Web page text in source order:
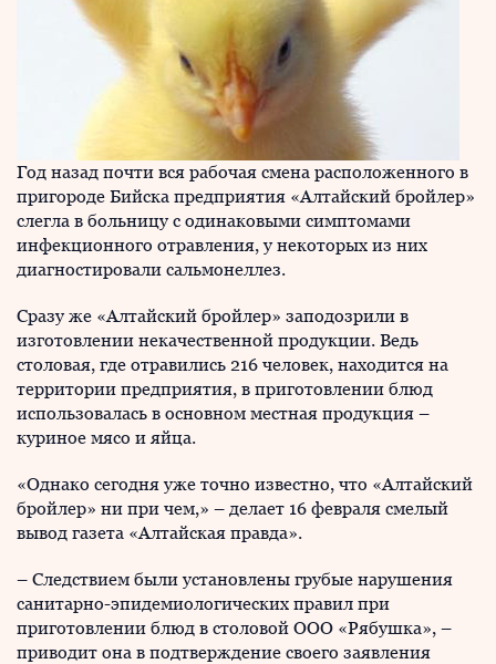
Год назад почти вся рабочая смена расположенного в
пригороде Бийска предприятия «Алтайский бройлер»
слегла в больницу с одинаковыми симптомами
инфекционного отравления, у некоторых из них
диагностировали сальмонеллез.
Сразу же «Алтайский бройлер» заподозрили в
изготовлении некачественной продукции. Ведь
столовая, где отравились 216 человек, находится на
территории предприятия, в приготовлении блюд
использовалась в основном местная продукция –
куриное мясо и яйца.
«Однако сегодня уже точно известно, что «Алтайский
бройлер» ни при чем,» – делает 16 февраля смелый
вывод газета «Алтайская правда».
– Следствием были установлены грубые нарушения
санитарно-эпидемиологических правил при
приготовлении блюд в столовой ООО «Рябушка», –
приводит она в подтверждение своего заявления